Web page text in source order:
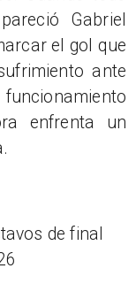
Gabriel
el gol que
ante
enfrenta un
de final